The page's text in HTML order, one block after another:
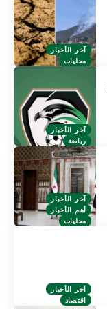
آخر الأخبار
محليات
آخر الأخبار
رياضة
آخر الأخبار
أهم الأخبار
محليات
آخر الأخبار
اقتصاد